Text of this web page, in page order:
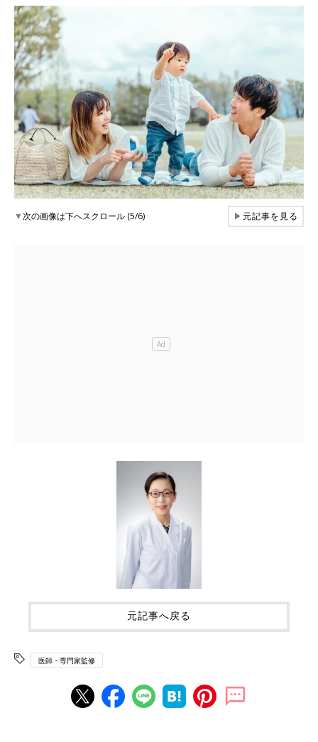
▼次の画像は下へスクロール (5/6) ▶元記事を見る
元記事へ戻る
医師・専門家監修